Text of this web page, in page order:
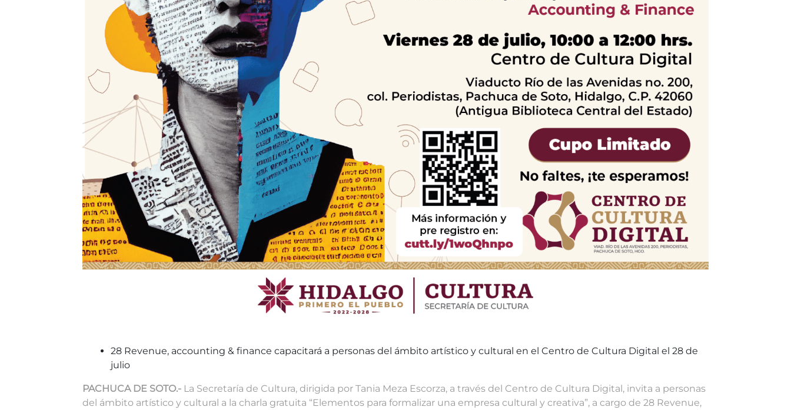
28 Revenue, accounting & finance capacitará a personas del ámbito artístico y cultural en el Centro de Cultura Digital el 28 de
julio
PACHUCA DE SOTO.- La Secretaría de Cultura, dirigida por Tania Meza Escorza, a través del Centro de Cultura Digital, invita a personas
del ámbito artístico y cultural a la charla gratuita “Elementos para formalizar una empresa cultural y creativa”, a cargo de 28 Revenue,